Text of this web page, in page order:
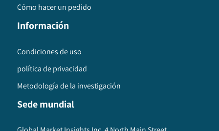
Cómo hacer un pedido
Información
Condiciones de uso
política de privacidad
Metodología de la investigación
Sede mundial